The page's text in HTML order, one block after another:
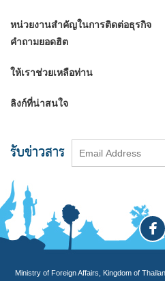
หน่วยงานสำคัญในการติดต่อธุรกิจ
คำถามยอดฮิต
ให้เราช่วยเหลือท่าน
ลิงก์ที่น่าสนใจ
รับข่าวสาร
Ministry of Foreign Affairs, Kingdom of